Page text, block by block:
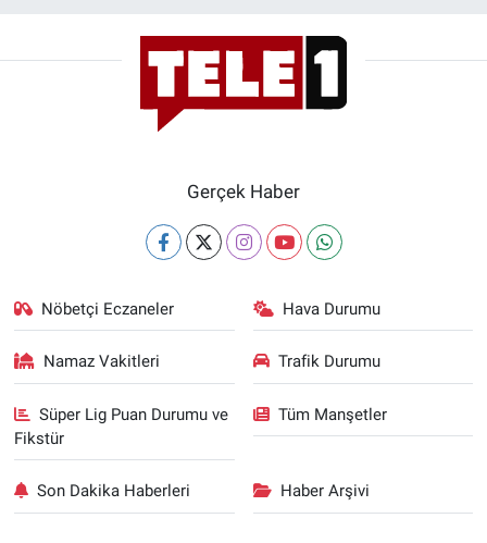
Gerçek Haber
Nöbetçi Eczaneler Hava Durumu
Namaz Vakitleri Trafik Durumu
Süper Lig Puan Durumu ve
Fikstür
Tüm Manşetler
Son Dakika Haberleri Haber Arşivi